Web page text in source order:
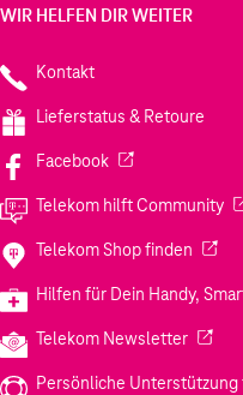
WIR HELFEN DIR WEITER
Kontakt
Lieferstatus & Retoure
Facebook(Wird in einem
Telekom hilft Community
Telekom Shop finden
Hilfen für Dein Handy,
Telekom Newsletter(Wird
Persönliche Unterstützung